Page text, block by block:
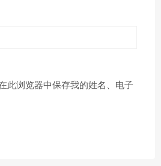
此浏览器中保存我的姓名、电子